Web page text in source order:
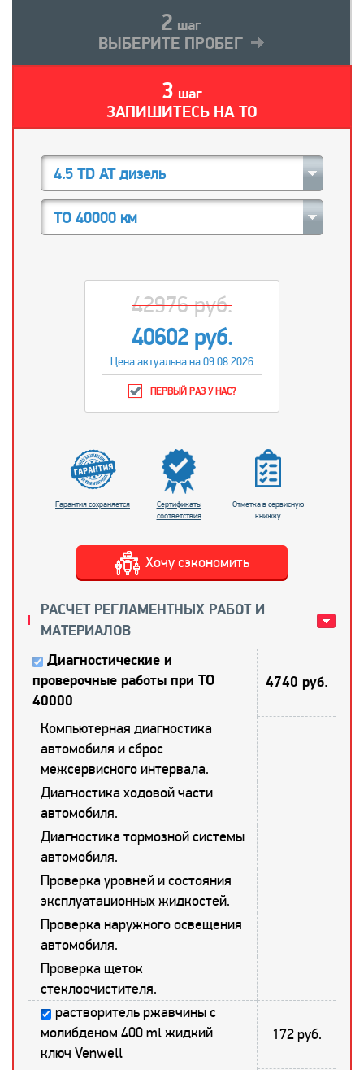
2 шаг
ВЫБЕРИТЕ ПРОБЕГ
3 шаг
ЗАПИШИТЕСЬ НА ТО
4.5 TD AT дизель
ТО 40000 км
42976 руб.
40602 руб.
Цена актуальна на 09.08.2026
ПЕРВЫЙ РАЗ У НАС?
Гарантия сохраняется
Сертификаты
соответствия
Отметка в сервисную
книжку
Хочу сэкономить
РАСЧЕТ РЕГЛАМЕНТНЫХ РАБОТ И
МАТЕРИАЛОВ
Диагностические и
проверочные работы при ТО
40000
4740 руб.
Компьютерная диагностика
автомобиля и сброс
межсервисного интервала.
Диагностика ходовой части
автомобиля.
Диагностика тормозной системы
автомобиля.
Проверка уровней и состояния
эксплуатационных жидкостей.
Проверка наружного освещения
автомобиля.
Проверка щеток
стеклоочистителя.
растворитель ржавчины с
молибденом 400 ml жидкий
ключ Venwell
172 руб.